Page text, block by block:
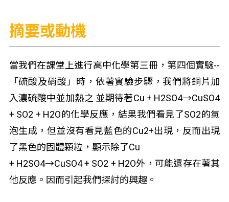
摘要或動機
當我們在課堂上進行高中化學第三冊，第四個實驗--
「硫酸及硝酸」時，依著實驗步驟，我們將銅片加
入濃硫酸中並加熱之 並期待著Cu + H2SO4→CuSO4
+ SO2 + H2O的化學反應，結果我們看見了SO2的氣
泡生成，但並沒有看見藍色的Cu2+出現，反而出現
了黑色的固體顆粒，顯示除了Cu
+ H2SO4→CuSO4+ SO2 + H2O外，可能還存在著其
他反應。因而引起我們探討的興趣。